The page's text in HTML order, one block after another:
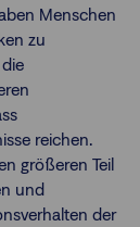
Menschen
zu
reichen.
größeren Teil
und
der